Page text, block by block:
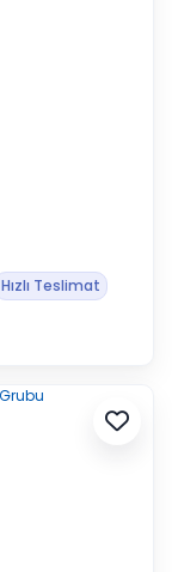
Hızlı Teslimat